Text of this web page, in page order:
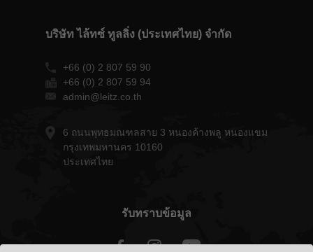
บริษัท ไล้ทซ์ ทูลลิ่ง (ประเทศไทย) จำกัด
+66 (0) 2 807 59 90
+66 (0) 2 807 59 94
admin@leitz.co.th
6 ถนนพุทธมณฑลสาย 3 หนองค้างพลู หนองแขม
กรุงเทพมหานคร 10160
ประเทศไทย
รับทราบข้อมูล